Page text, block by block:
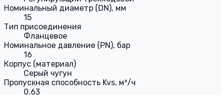
Номинальный диаметр (DN), мм
15
Тип присоединения
Фланцевое
Номинальное давление (PN), бар
16
Корпус (материал)
Серый чугун
Пропускная способность Kvs, м³/ч
0.63